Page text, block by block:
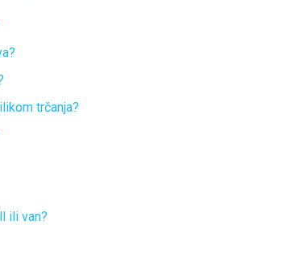
trčanja?
ili van?